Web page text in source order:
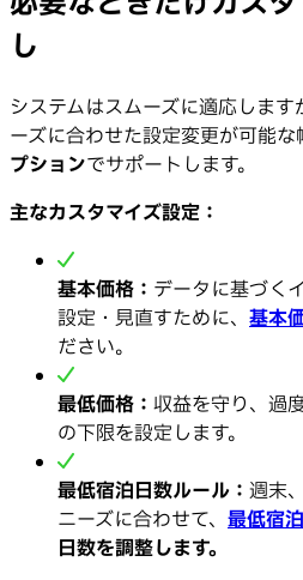
し
システムはスムーズに適応しま
ーズに合わせた設定変更が可能な
プションでサポートします。
主なカスタマイズ設定：
基本価格： データに基づく
設定・見直すために、 基本
ださい。
最低価格： 収益を守り、過
の下限を設定します。
最低宿泊日数ルール： 週末
ニーズに合わせて、 最低宿
日数を調整します。